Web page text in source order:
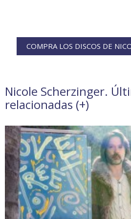
COMPRA LOS DISCOS DE
Nicole Scherzinger.
relacionadas (+)